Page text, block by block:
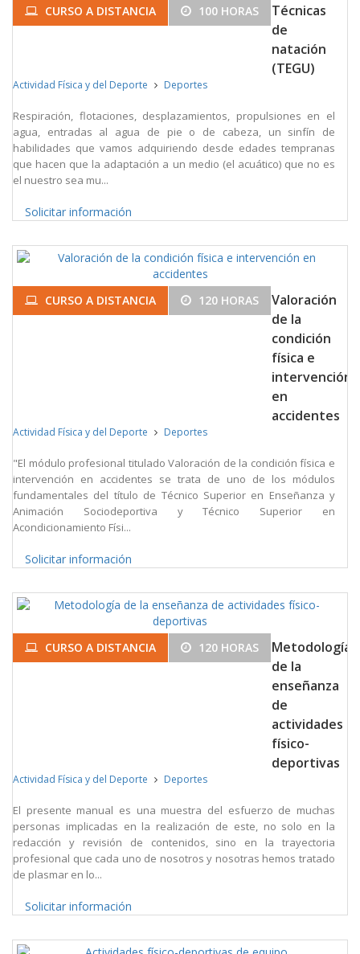
CURSO A DISTANCIA 100 HORAS
Técnicas
de
natación
(TEGU)
Actividad Física y del Deporte Deportes
Respiración, flotaciones, desplazamientos, propulsiones en el
agua, entradas al agua de pie o de cabeza, un sinfín de
habilidades que vamos adquiriendo desde edades tempranas
que hacen que la adaptación a un medio (el acuático) que no es
el nuestro sea mu...
Solicitar información
CURSO A DISTANCIA 120 HORAS
Valoración
de la
condición
física e
intervención
en
accidentes
Actividad Física y del Deporte Deportes
"El módulo profesional titulado Valoración de la condición física e
intervención en accidentes se trata de uno de los módulos
fundamentales del título de Técnico Superior en Enseñanza y
Animación Sociodeportiva y Técnico Superior en
Acondicionamiento Físi...
Solicitar información
CURSO A DISTANCIA 120 HORAS
Metodología
de la
enseñanza
de
actividades
físico-
deportivas
Actividad Física y del Deporte Deportes
El presente manual es una muestra del esfuerzo de muchas
personas implicadas en la realización de este, no solo en la
redacción y revisión de contenidos, sino en la trayectoria
profesional que cada uno de nosotros y nosotras hemos tratado
de plasmar en lo...
Solicitar información